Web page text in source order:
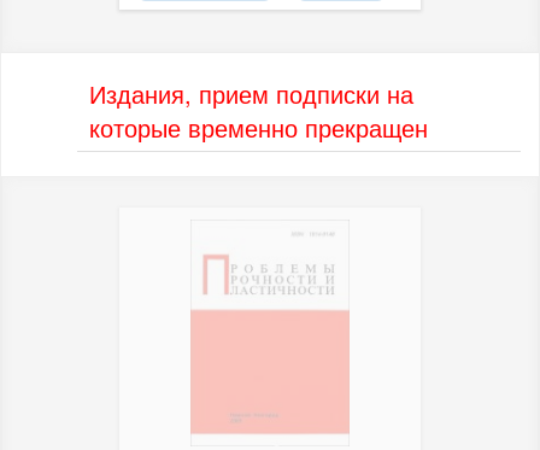
Издания, прием подписки на
которые временно прекращен